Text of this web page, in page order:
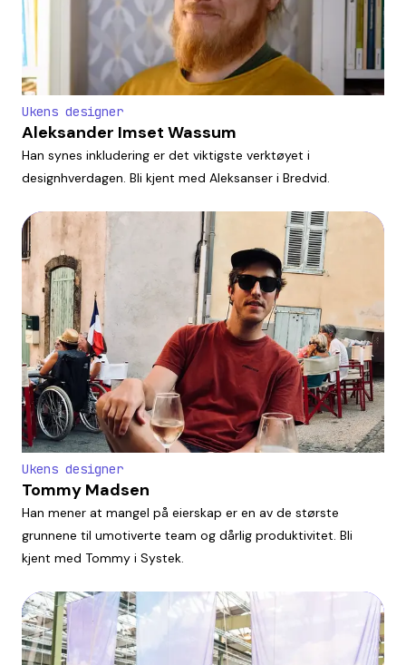
Ukens designer
Aleksander Imset Wassum
Han synes inkludering er det viktigste verktøyet i
designhverdagen. Bli kjent med Aleksanser i Bredvid.
Ukens designer
Tommy Madsen
Han mener at mangel på eierskap er en av de største
grunnene til umotiverte team og dårlig produktivitet. Bli
kjent med Tommy i Systek.